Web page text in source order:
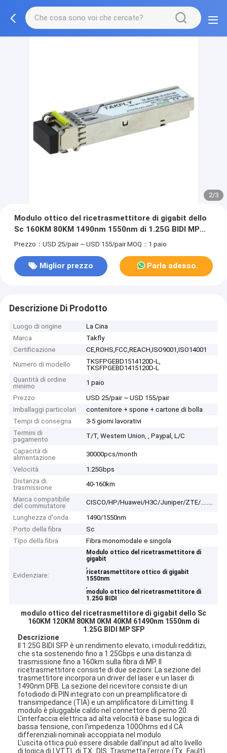
2/3
Modulo ottico del ricetrasmettitore di gigabit dello
Sc 160KM 80KM 1490nm 1550nm di 1.25G BIDI MP
SFP
Prezzo：USD 25/pair ~ USD 155/pair MOQ：1 paio
Miglior prezzo Parla adesso.
Descrizione Di Prodotto
Luogo di origine
La Cina
Marca
Takfly
Certificazione
CE,ROHS,FCC,REACH,ISO9001,ISO14001
Numero di modello
TKSFPGEBD1514120D-L,
TKSFPGEBD1415120D-L
Quantità di ordine
minimo
1 paio
Prezzo
USD 25/pair ~ USD 155/pair
Imballaggi particolari
contenitore + spone + cartone di bolla
Tempi di consegna
3-5 giorni lavorativi
Termini di
pagamento
T/T, Western Union, , Paypal, L/C
Capacità di
alimentazione
30000pcs/month
Velocità
1.25Gbps
Distanza di
trasmissione
40-160km
Marca compatibile
del commutatore
CISCO/HP/Huawei/H3C/Juniper/ZTE/........
Lunghezza d'onda
1490/1550nm
Porto della fibra
Sc
Tipo della fibra
Fibra monomodale e singola
Evidenziare:
Modulo ottico del ricetrasmettitore di
gigabit
,
ricetrasmettitore ottico di gigabit
1550nm
,
modulo ottico del ricetrasmettitore di
1.25G BIDI
modulo ottico del ricetrasmettitore di gigabit dello Sc
160KM 120KM 80KM 0KM 40KM 61490nm 1550nm di
1.25G BIDI MP SFP
Descrizione
Il 1.25G BIDI SFP è un rendimento elevato, i moduli redditizi,
che sta sostenendo fino a 1.25Gbps e una distanza di
trasmissione fino a 160km sulla fibra di MP. Il
ricetrasmettitore consiste di due sezioni: La sezione del
trasmettitore incorpora un driver del laser e un laser di
1490nm DFB. La sezione del ricevitore consiste di un
fotodiodo di PIN integrato con un preamplificatore di
transimpedance (TIA) e un amplificatore di Limitting. Il
modulo è pluggable caldo nel connettore di perno 20.
L'interfaccia elettrica ad alta velocità è base su logica di
bassa tensione, con l'impedenza 100Ohms ed il CA
differenziali nominali accoppiata nel modulo.
L'uscita ottica può essere disabile dall'input ad alto livello
di logica di LVTTL di TX_DIS. Trasmetta l'errore (Tx_Fault)